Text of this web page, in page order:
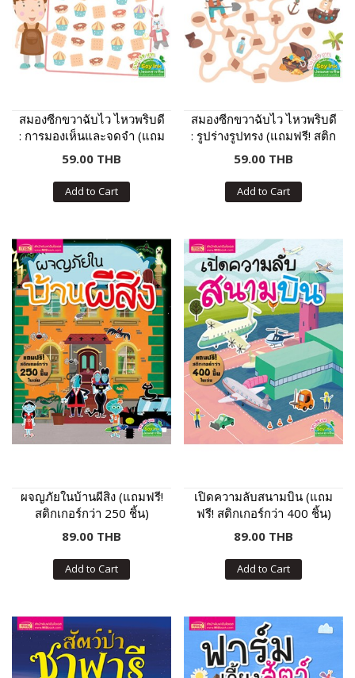
สมองซีกขวาฉับไว ไหวพริบดี
: การมองเห็นและจดจำ (แถม
ฟรี! สติกเกอร์)
59.00 THB
Add to Cart
สมองซีกขวาฉับไว ไหวพริบดี
: รูปร่างรูปทรง (แถมฟรี! สติก
เกอร์)
59.00 THB
Add to Cart
ผจญภัยในบ้านผีสิง (แถมฟรี!
สติกเกอร์กว่า 250 ชิ้น)
89.00 THB
Add to Cart
เปิดความลับสนามบิน (แถม
ฟรี! สติกเกอร์กว่า 400 ชิ้น)
89.00 THB
Add to Cart